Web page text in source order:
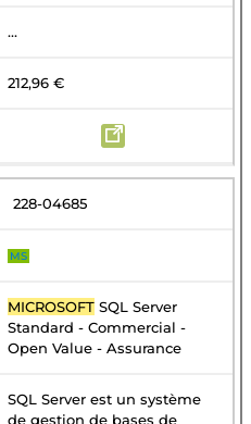
...
212,96 €
228-04685
MS
MICROSOFT SQL Server
Standard - Commercial -
Open Value - Assurance
SQL Server est un système
de gestion de bases de